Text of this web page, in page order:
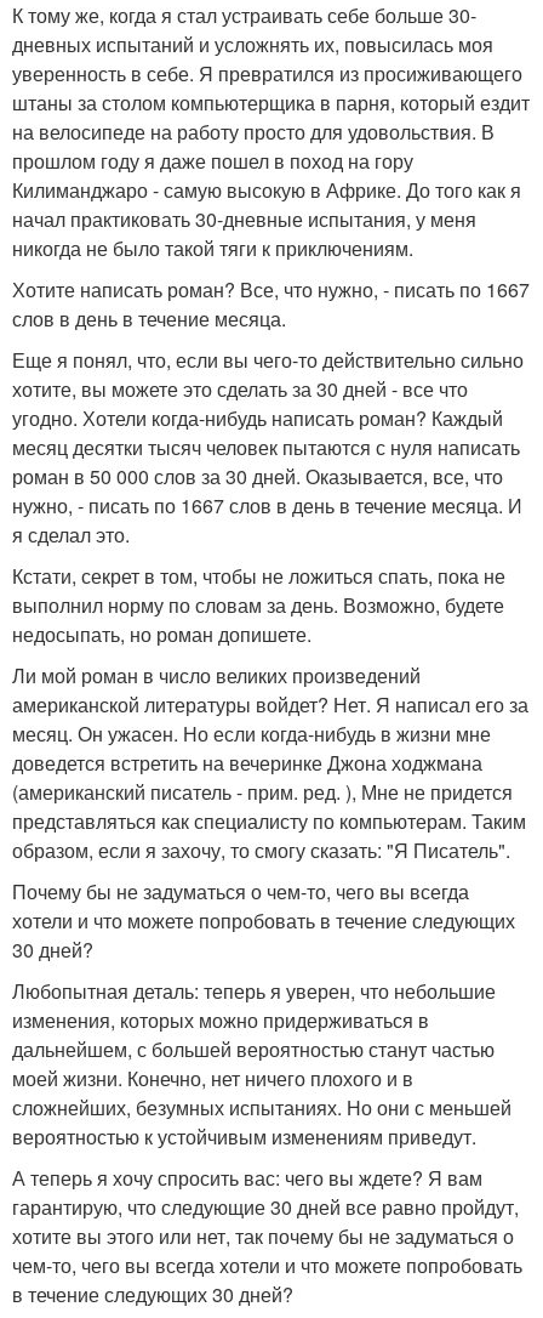
К тому же, когда я стал устраивать себе больше 30-
дневных испытаний и усложнять их, повысилась моя
уверенность в себе. Я превратился из просиживающего
штаны за столом компьютерщика в парня, который ездит
на велосипеде на работу просто для удовольствия. В
прошлом году я даже пошел в поход на гору
Килиманджаро - самую высокую в Африке. До того как я
начал практиковать 30-дневные испытания, у меня
никогда не было такой тяги к приключениям.
Хотите написать роман? Все, что нужно, - писать по 1667
слов в день в течение месяца.
Еще я понял, что, если вы чего-то действительно сильно
хотите, вы можете это сделать за 30 дней - все что
угодно. Хотели когда-нибудь написать роман? Каждый
месяц десятки тысяч человек пытаются с нуля написать
роман в 50 000 слов за 30 дней. Оказывается, все, что
нужно, - писать по 1667 слов в день в течение месяца. И
я сделал это.
Кстати, секрет в том, чтобы не ложиться спать, пока не
выполнил норму по словам за день. Возможно, будете
недосыпать, но роман допишете.
Ли мой роман в число великих произведений
американской литературы войдет? Нет. Я написал его за
месяц. Он ужасен. Но если когда-нибудь в жизни мне
доведется встретить на вечеринке Джона ходжмана
(американский писатель - прим. ред. ), Мне не придется
представляться как специалисту по компьютерам. Таким
образом, если я захочу, то смогу сказать: "Я Писатель".
Почему бы не задуматься о чем-то, чего вы всегда
хотели и что можете попробовать в течение следующих
30 дней?
Любопытная деталь: теперь я уверен, что небольшие
изменения, которых можно придерживаться в
дальнейшем, с большей вероятностью станут частью
моей жизни. Конечно, нет ничего плохого и в
сложнейших, безумных испытаниях. Но они с меньшей
вероятностью к устойчивым изменениям приведут.
А теперь я хочу спросить вас: чего вы ждете? Я вам
гарантирую, что следующие 30 дней все равно пройдут,
хотите вы этого или нет, так почему бы не задуматься о
чем-то, чего вы всегда хотели и что можете попробовать
в течение следующих 30 дней?